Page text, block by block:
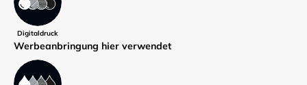
Digitaldruck
Werbe­anbringung hier verwendet